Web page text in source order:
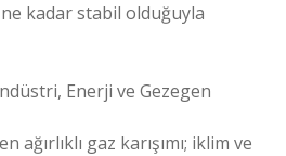
kadar stabil olduğuyla
Enerji ve Gezegen
gaz karışımı; iklim ve